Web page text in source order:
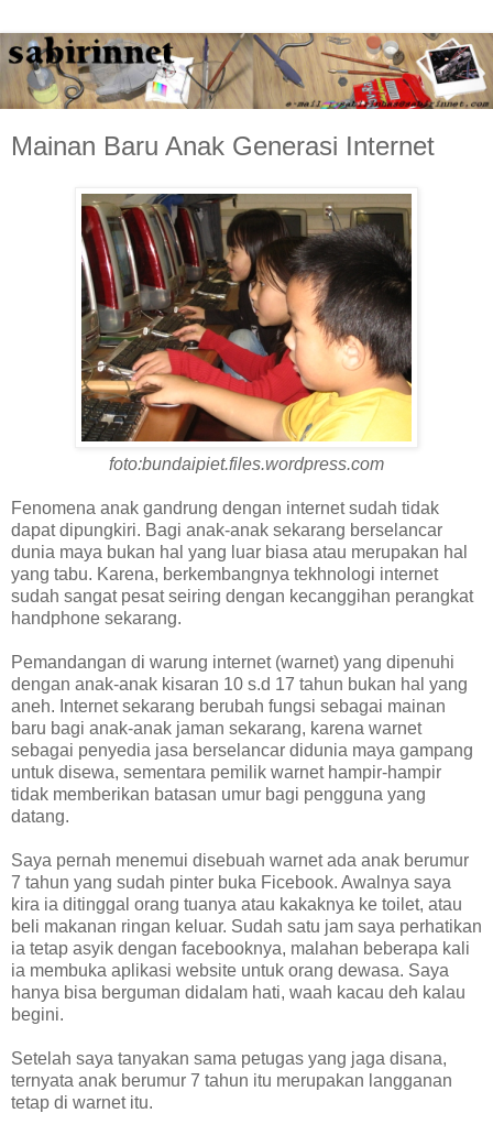
Mainan Baru Anak Generasi Internet
foto:bundaipiet.files.wordpress.com
Fenomena anak gandrung dengan internet sudah tidak
dapat dipungkiri. Bagi anak-anak sekarang berselancar
dunia maya bukan hal yang luar biasa atau merupakan hal
yang tabu. Karena, berkembangnya tekhnologi internet
sudah sangat pesat seiring dengan kecanggihan perangkat
handphone sekarang.
Pemandangan di warung internet (warnet) yang dipenuhi
dengan anak-anak kisaran 10 s.d 17 tahun bukan hal yang
aneh. Internet sekarang berubah fungsi sebagai mainan
baru bagi anak-anak jaman sekarang, karena warnet
sebagai penyedia jasa berselancar didunia maya gampang
untuk disewa, sementara pemilik warnet hampir-hampir
tidak memberikan batasan umur bagi pengguna yang
datang.
Saya pernah menemui disebuah warnet ada anak berumur
7 tahun yang sudah pinter buka Ficebook. Awalnya saya
kira ia ditinggal orang tuanya atau kakaknya ke toilet, atau
beli makanan ringan keluar. Sudah satu jam saya perhatikan
ia tetap asyik dengan facebooknya, malahan beberapa kali
ia membuka aplikasi website untuk orang dewasa. Saya
hanya bisa berguman didalam hati, waah kacau deh kalau
begini.
Setelah saya tanyakan sama petugas yang jaga disana,
ternyata anak berumur 7 tahun itu merupakan langganan
tetap di warnet itu.